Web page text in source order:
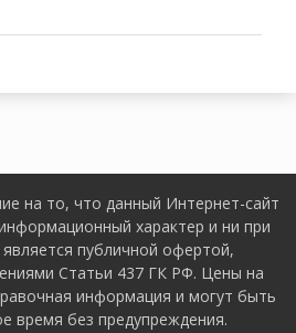
на то, что данный Интернет-сайт
характер и ни при
является публичной офертой,
Статьи 437 ГК РФ. Цены на
информация и могут быть
время без предупреждения.